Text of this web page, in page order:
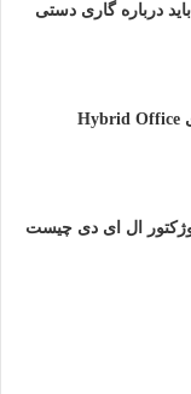
باید درباره گاری دستی
آینده مبلمان اداری هیبریدی Hybrid Office
ال ای دی چیست